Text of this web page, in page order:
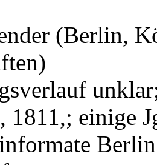
(Berlin,
1811,; einige